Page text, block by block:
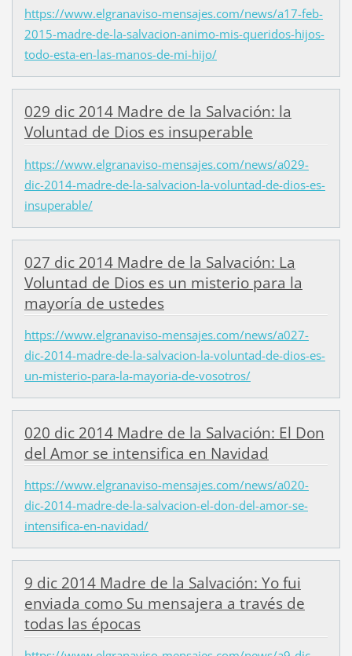
https://www.elgranaviso-mensajes.com/news/a17-feb-
2015-madre-de-la-salvacion-animo-mis-queridos-hijos-
todo-esta-en-las-manos-de-mi-hijo/
029 dic 2014 Madre de la Salvación: la
Voluntad de Dios es insuperable
https://www.elgranaviso-mensajes.com/news/a029-
dic-2014-madre-de-la-salvacion-la-voluntad-de-dios-es-
insuperable/
027 dic 2014 Madre de la Salvación: La
Voluntad de Dios es un misterio para la
mayoría de ustedes
https://www.elgranaviso-mensajes.com/news/a027-
dic-2014-madre-de-la-salvacion-la-voluntad-de-dios-es-
un-misterio-para-la-mayoria-de-vosotros/
020 dic 2014 Madre de la Salvación: El Don
del Amor se intensifica en Navidad
https://www.elgranaviso-mensajes.com/news/a020-
dic-2014-madre-de-la-salvacion-el-don-del-amor-se-
intensifica-en-navidad/
9 dic 2014 Madre de la Salvación: Yo fui
enviada como Su mensajera a través de
todas las épocas